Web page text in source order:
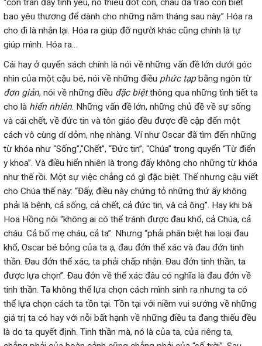
“con tràn đầy tình yêu, nó thiêu đốt con, cháu đã trao con biết
bao yêu thương để dành cho những năm tháng sau này.” Hóa ra
cho đi là nhận lại. Hóa ra giúp đỡ người khác cũng chính là tự
giúp mình. Hóa ra…
Cái hay ở quyển sách chính là nói về những vấn đề lớn dưới góc
nhìn của một cậu bé, nói về những điều phức tạpbằng ngôn từ
đơn giản, nói về những điều đặc biệtthông qua những tình tiết ta
cho là hiển nhiên. Những vấn đề lớn, những chủ đề về sự sống
và cái chết, về đức tin và tôn giáo đều được đề cập đến một
cách vô cùng dí dỏm, nhẹ nhàng. Ví như Oscar đã tìm đến những
từ khóa như “Sống”,”Chết”, “Đức tin”, “Chúa” trong quyển “Từ điển
y khoa”. Và điều hiển nhiên là trong đấy không cho những từ khóa
như thế rồi. Một sự việc chẳng có gì đặc biệt. Thế nhưng cậu viết
cho Chúa thế này: “Đấy, điều này chứng tỏ những thứ ấy không
phải là bệnh, cả sống, cả chết, cả đức tin, và cả ông”. Hay khi bà
Hoa Hồng nói “không ai có thể tránh được đau khổ, cả Chúa, cả
cháu. Cả bố mẹ cháu, cả ta”. Nhưng “phải phân biệt hai loại đau
khổ, Oscar bé bỏng của ta ạ, đau đớn thể xác và đau đớn tinh
thần. Đau đớn thể xác, ta phải chấp nhận. Đau đớn tinh thần, ta
được lựa chọn”. Đau đớn về thể xác đâu có nghĩa là đau đớn về
tinh thần. Ta không thể lựa chọn cách mình sinh ra nhưng ta có
thể lựa chọn cách ta tồn tại. Tồn tại với niềm vui sướng về những
giá trị ta có hay với nỗi bất hạnh về những điều ta đang thiếu đều
là do ta quyết định. Tinh thần mà, nó là của ta, của riêng ta,